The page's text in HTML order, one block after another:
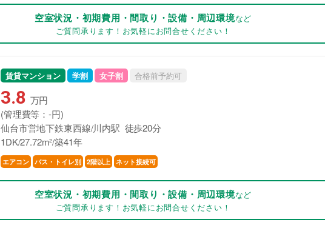
空室状況・初期費用・間取り・設備・周辺環境など
ご質問承ります！お気軽にお問合せください！
賃貸マンション 学割 女子割 合格前予約可
3.8 万円
(管理費等：-円)
仙台市営地下鉄東西線/川内駅 徒歩20分
1DK/27.72m²/築41年
エアコン バス・トイレ別 2階以上 ネット接続可
空室状況・初期費用・間取り・設備・周辺環境など
ご質問承ります！お気軽にお問合せください！